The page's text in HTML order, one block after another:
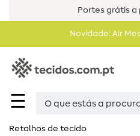
Portes grátis a
Novidade: Air
☰
Retalhos de tecido